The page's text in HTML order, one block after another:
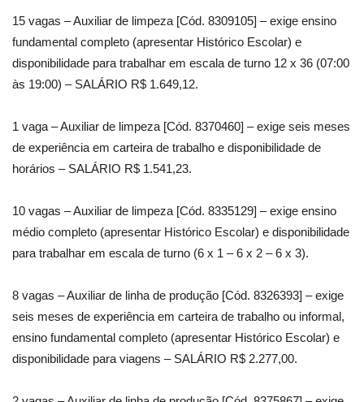
15 vagas – Auxiliar de limpeza [Cód. 8309105] – exige ensino
fundamental completo (apresentar Histórico Escolar) e
disponibilidade para trabalhar em escala de turno 12 x 36 (07:00
às 19:00) – SALÁRIO R$ 1.649,12.
1 vaga – Auxiliar de limpeza [Cód. 8370460] – exige seis meses
de experiência em carteira de trabalho e disponibilidade de
horários – SALÁRIO R$ 1.541,23.
10 vagas – Auxiliar de limpeza [Cód. 8335129] – exige ensino
médio completo (apresentar Histórico Escolar) e disponibilidade
para trabalhar em escala de turno (6 x 1 – 6 x 2 – 6 x 3).
8 vagas – Auxiliar de linha de produção [Cód. 8326393] – exige
seis meses de experiência em carteira de trabalho ou informal,
ensino fundamental completo (apresentar Histórico Escolar) e
disponibilidade para viagens – SALÁRIO R$ 2.277,00.